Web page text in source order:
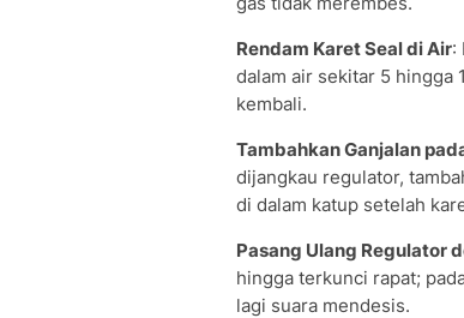
Rendam Karet Seal di Air:
dalam air sekitar 5 hingga
kembali.
Tambahkan Ganjalan
dijangkau regulator,
di dalam katup setelah
Pasang Ulang Regulator
hingga terkunci rapat;
lagi suara mendesis.